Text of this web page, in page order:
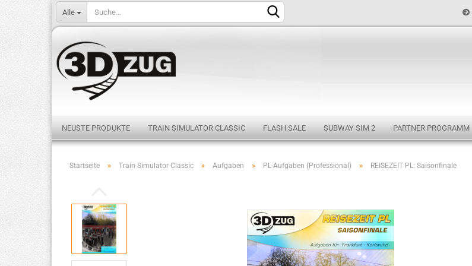
Alle
NEUSTE PRODUKTE TRAIN SIMULATOR CLASSIC FLASH SALE SUBWAY SIM 2 PARTNER PROGRAMM
Startseite » Train Simulator Classic » Aufgaben » PL-Aufgaben (Professional) » REISEZEIT PL: Saisonfinale